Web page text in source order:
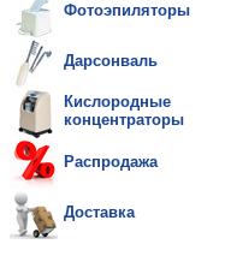
Фотоэпиляторы
Дарсонваль
Кислородные
концентраторы
Распродажа
Доставка